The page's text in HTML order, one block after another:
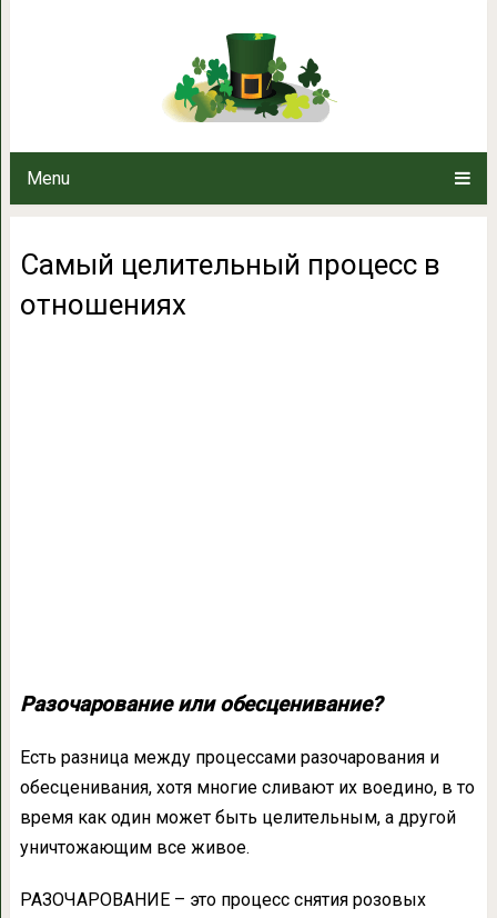
Menu
Самый целительный
Самый целительный процесс в
отношениях
Разочарование или обесценивание?
Есть разница между процессами разочарования и
обесценивания, хотя многие сливают их воедино, в то
время как один может быть целительным, а другой
уничтожающим все живое.
РАЗОЧАРОВАНИЕ – это процесс снятия розовых